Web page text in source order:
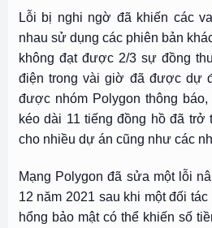
Lỗi bị nghi ngờ đã khiến các
nhau sử dụng các phiên bản
không đạt được 2/3 sự đồng
điện trong vài giờ đã được dự
được nhóm Polygon thông
kéo dài 11 tiếng đồng hồ đã trở
cho nhiều dự án cũng như các
Mạng Polygon đã sửa một lỗi
12 năm 2021 sau khi một đối
hổng bảo mật có thể khiến số